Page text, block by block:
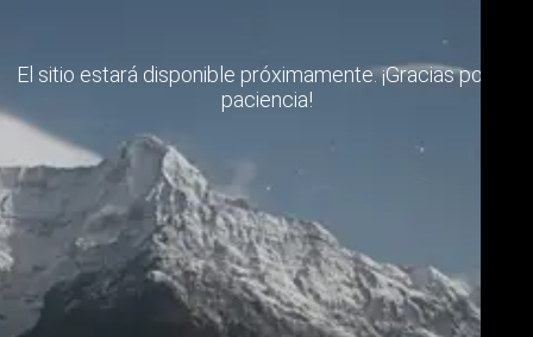
El sitio estará disponible próximamente. ¡Gracias por su
paciencia!